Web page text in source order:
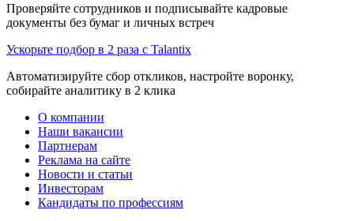
Проверяйте сотрудников и подписывайте кадровые
документы без бумаг и личных встреч
Ускорьте подбор в 2 раза с Talantix
Автоматизируйте сбор откликов, настройте воронку,
собирайте аналитику в 2 клика
О компании
Наши вакансии
Партнерам
Реклама на сайте
Новости и статьи
Инвесторам
Кандидаты по профессиям